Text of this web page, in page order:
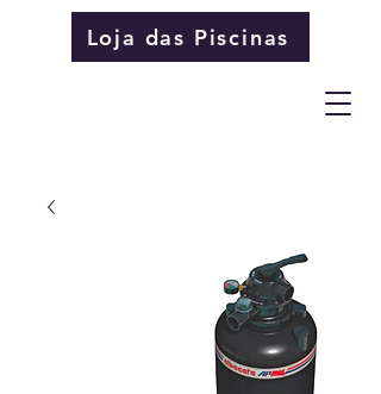
Loja das Piscinas